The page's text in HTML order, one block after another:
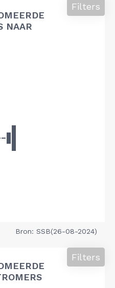
NAAR
Filters
Bron: SSB(26-08-2024)
Filters